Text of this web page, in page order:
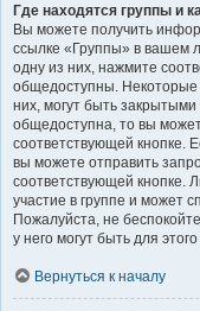
Где находятся группы и
Вы можете получить
ссылке «Группы» в вашем
одну из них, нажмите
общедоступны. Некоторые
них, могут быть
общедоступна, то вы
соответствующей кнопке.
вы можете отправить
соответствующей кнопке.
участие в группе и может
Пожалуйста, не
у него могут быть для
Вернуться к началу